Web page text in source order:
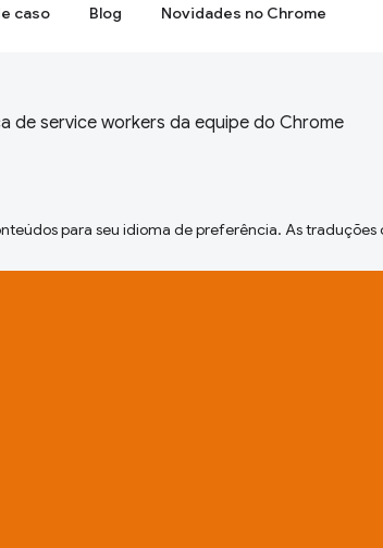
caso Blog Novidades no Chrome
de service workers da equipe do Chrome
para seu idioma de preferência. As traduções